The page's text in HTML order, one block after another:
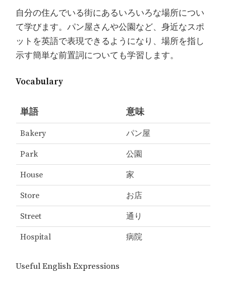
自分の住んでいる街にあるいろいろな場所につい
て学びます。パン屋さんや公園など、身近なスポ
ットを英語で表現できるようになり、場所を指し
示す簡単な前置詞についても学習します。
Vocabulary
単語 意味
Bakery パン屋
Park 公園
House 家
Store お店
Street 通り
Hospital 病院
Useful English Expressions